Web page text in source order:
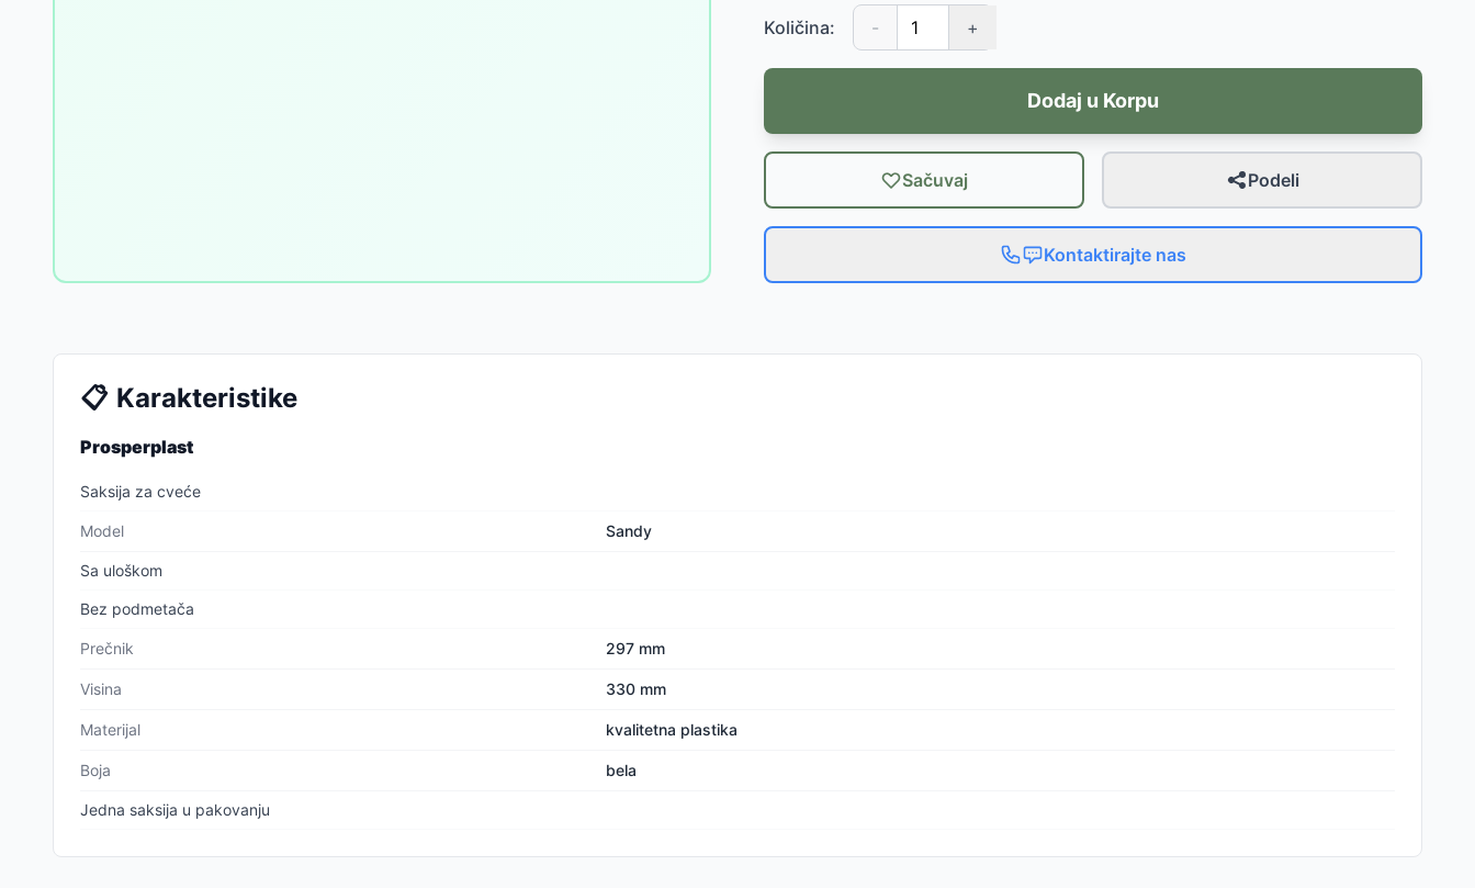
Količina: - +
Dodaj u Korpu
Sačuvaj Podeli
Kontaktirajte nas
📋 Karakteristike
Prosperplast
Saksija za cveće
Model Sandy
Sa uloškom
Bez podmetača
Prečnik 297 mm
Visina 330 mm
Materijal kvalitetna plastika
Boja bela
Jedna saksija u pakovanju